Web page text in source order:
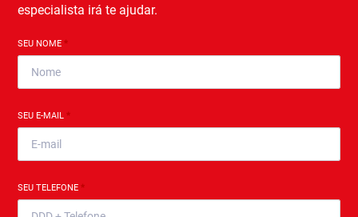
especialista irá te ajudar.
SEU NOME*
SEU E-MAIL*
SEU TELEFONE*